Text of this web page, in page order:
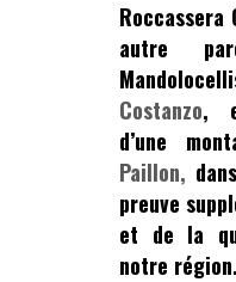
Roccassera
autre
Costanzo,
d’une
Paillon,
preuve
et de la
notre